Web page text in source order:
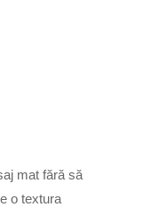
mat fără să
o textura